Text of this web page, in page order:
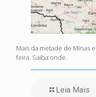
Mais da metade de Minas
feira. Saiba onde.
Leia Mais